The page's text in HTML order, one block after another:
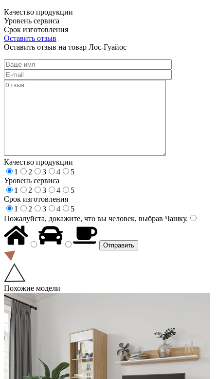
Качество продукции
Уровень сервиса
Срок изготовления
Оставить отзыв
Оставить отзыв на товар Лос-Гуайос
Качество продукции
1
2 3 4
5
Уровень сервиса
1
2 3 4
5
Срок изготовления
1
2 3 4
5
Пожалуйста, докажите, что вы человек, выбрав Чашку.
Похожие модели